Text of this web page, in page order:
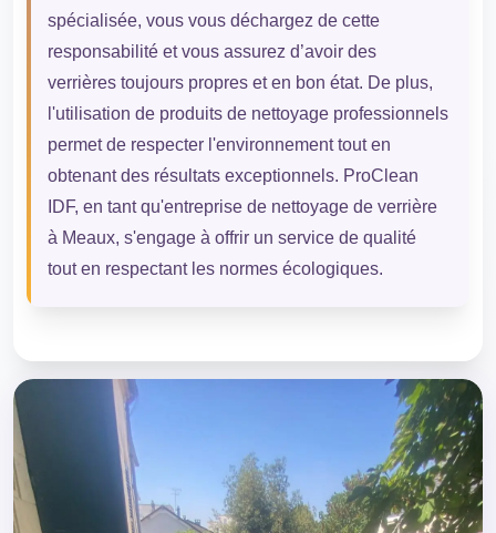
spécialisée, vous vous déchargez de cette
responsabilité et vous assurez d’avoir des
verrières toujours propres et en bon état. De plus,
l'utilisation de produits de nettoyage professionnels
permet de respecter l'environnement tout en
obtenant des résultats exceptionnels. ProClean
IDF, en tant qu'entreprise de nettoyage de verrière
à Meaux, s'engage à offrir un service de qualité
tout en respectant les normes écologiques.